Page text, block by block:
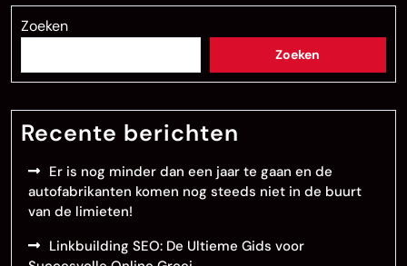
Zoeken
Zoeken
Recente berichten
Er is nog minder dan een jaar te gaan en de
autofabrikanten komen nog steeds niet in de buurt
van de limieten!
Linkbuilding SEO: De Ultieme Gids voor